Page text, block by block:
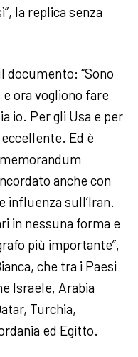
la replica senza
documento: “Sono
ora vogliono fare
io. Per gli Usa e per
Ed è
anche con
influenza sull’Iran.
in nessuna forma e
più importante”,
che tra i Paesi
Israele, Arabia
Turchia,
ed Egitto.